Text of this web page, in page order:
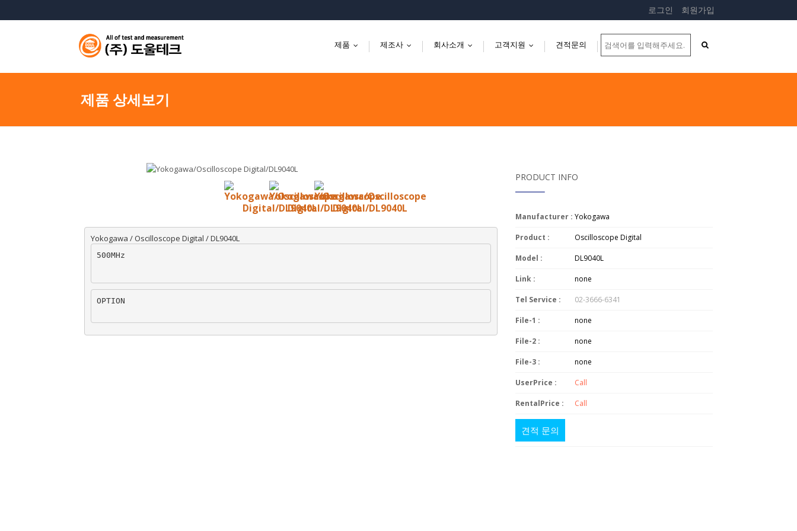
회원가입
로그인
제품 제조사 회사소개 고객지원 견적문의
제품 상세보기
Yokogawa / Oscilloscope Digital / DL9040L
500MHz
OPTION
PRODUCT INFO
Manufacturer : Yokogawa
Product : Oscilloscope Digital
Model : DL9040L
Link : none
Tel Service : 02-3666-6341
File-1 : none
File-2 : none
File-3 : none
UserPrice : Call
RentalPrice : Call
견적 문의